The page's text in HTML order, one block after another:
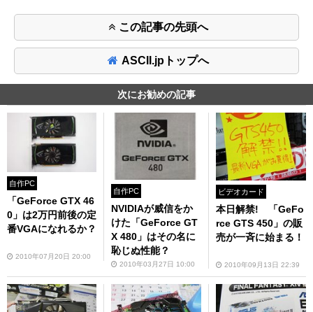
この記事の先頭へ
ASCII.jpトップへ
次にお勧めの記事
自作PC
「GeForce GTX 46
0」は2万円前後の定
番VGAになれるか？
2010年07月20日 20:00
自作PC
NVIDIAが威信をか
けた「GeForce GT
X 480」はその名に
恥じぬ性能？
2010年03月27日 10:00
ビデオカード
本日解禁! 「GeFo
rce GTS 450」の販
売が一斉に始まる！
2010年09月13日 22:39